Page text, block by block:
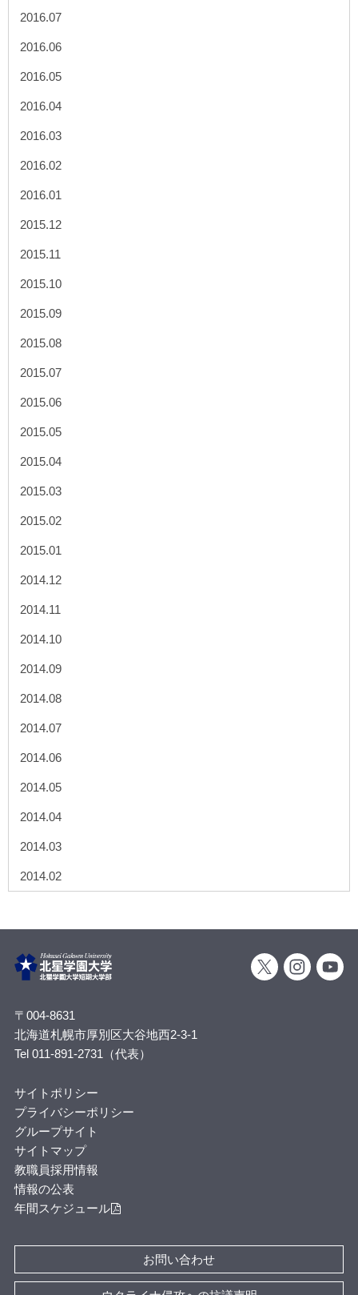
2016.07
2016.06
2016.05
2016.04
2016.03
2016.02
2016.01
2015.12
2015.11
2015.10
2015.09
2015.08
2015.07
2015.06
2015.05
2015.04
2015.03
2015.02
2015.01
2014.12
2014.11
2014.10
2014.09
2014.08
2014.07
2014.06
2014.05
2014.04
2014.03
2014.02
〒004-8631
北海道札幌市厚別区大谷地西2-3-1
Tel 011-891-2731（代表）
サイトポリシー
プライバシーポリシー
グループサイト
サイトマップ
教職員採用情報
情報の公表
年間スケジュール
お問い合わせ